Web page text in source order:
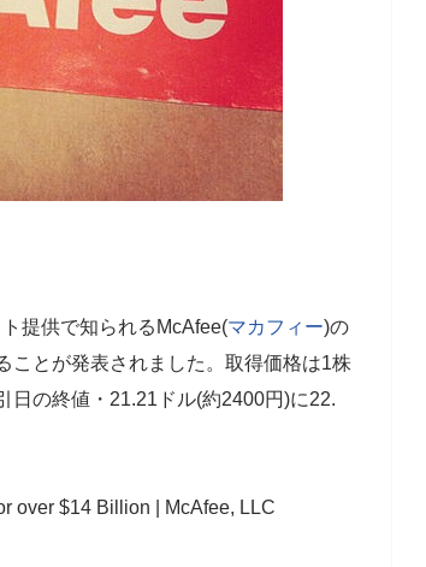
提供で知られるMcAfee(マカフィー)の
ことが発表されました。取得価格は1株
日の終値・21.21ドル(約2400円)に22.
over $14 Billion | McAfee, LLC